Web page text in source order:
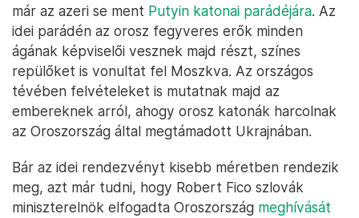
már az azeri se ment Putyin katonai parádéjára. Az
idei parádén az orosz fegyveres erők minden
ágának képviselői vesznek majd részt, színes
repülőket is vonultat fel Moszkva. Az országos
tévében felvételeket is mutatnak majd az
embereknek arról, ahogy orosz katonák harcolnak
az Oroszország által megtámadott Ukrajnában.
Bár az idei rendezvényt kisebb méretben rendezik
meg, azt már tudni, hogy Robert Fico szlovák
miniszterelnök elfogadta Oroszország meghívását